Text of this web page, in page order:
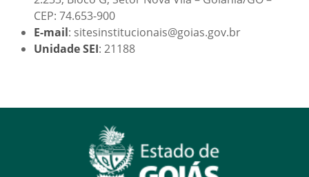
CEP: 74.653-900
E-mail: sitesinstitucionais@goias.gov.br
Unidade SEI: 21188